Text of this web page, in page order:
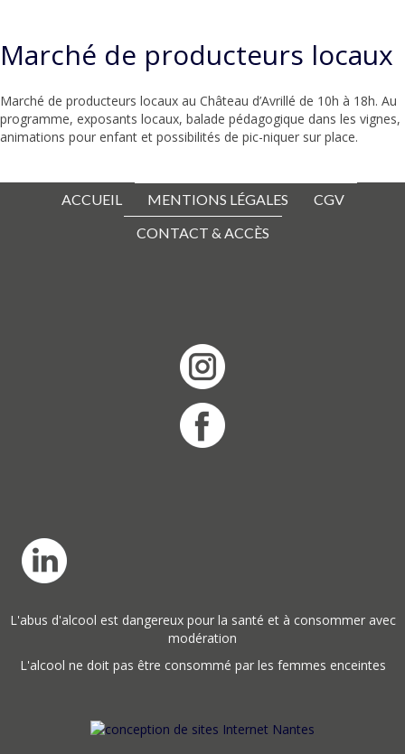
Marché de producteurs locaux
Marché de producteurs locaux au Château d’Avrillé de 10h à 18h. Au
programme, exposants locaux, balade pédagogique dans les vignes,
animations pour enfant et possibilités de pic-niquer sur place.
ACCUEIL MENTIONS LÉGALES
CGV
CONTACT & ACCÈS
L'abus d'alcool est dangereux pour la santé et à consommer avec
modération
L'alcool ne doit pas être consommé par les femmes enceintes